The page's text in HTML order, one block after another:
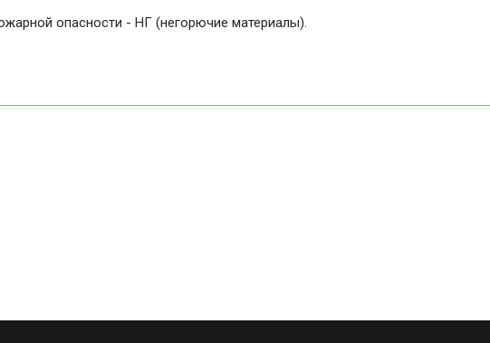
опасности - НГ (негорючие материалы).